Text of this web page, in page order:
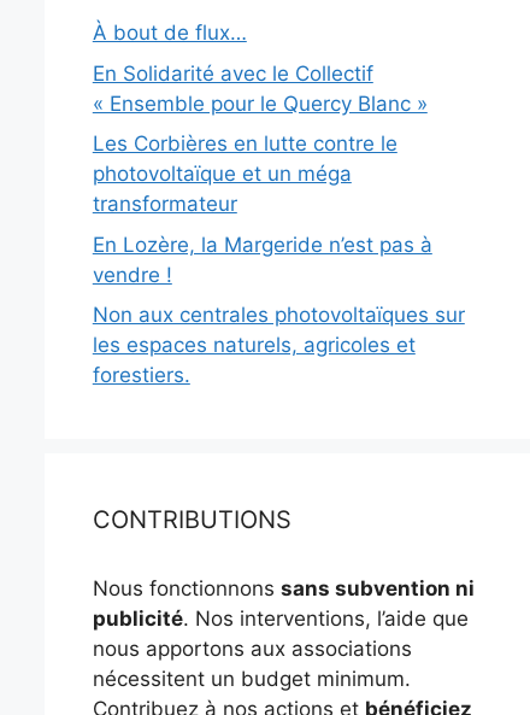
À bout de flux…
En Solidarité avec le Collectif
« Ensemble pour le Quercy Blanc »
Les Corbières en lutte contre le
photovoltaïque et un méga
transformateur
En Lozère, la Margeride n’est pas à
vendre !
Non aux centrales photovoltaïques sur
les espaces naturels, agricoles et
forestiers.
CONTRIBUTIONS
Nous fonctionnons sans subvention ni
publicité. Nos interventions, l’aide que
nous apportons aux associations
nécessitent un budget minimum.
Contribuez à nos actions et bénéficiez